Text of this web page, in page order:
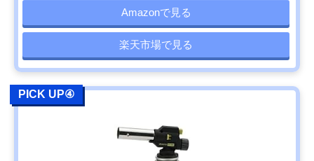
Amazonで見る
楽天市場で見る
PICK UP④